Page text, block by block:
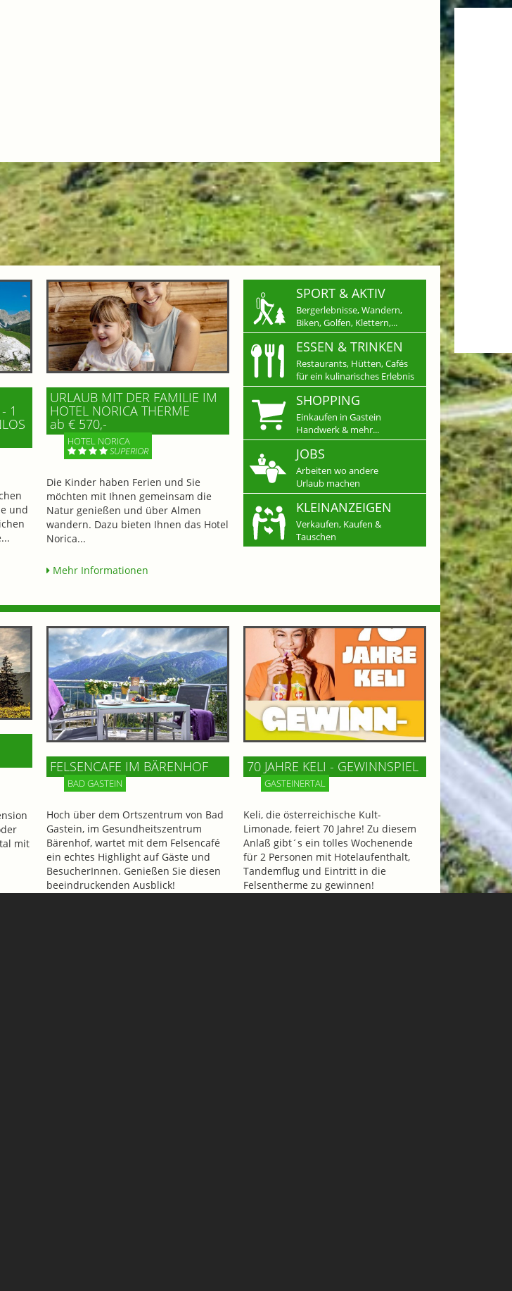
K
und
URLAUB MIT DER FAMILIE IM
HOTEL NORICA THERME
ab € 570,-
HOTEL NORICA
SUPERIOR
Die Kinder haben Ferien und Sie
möchten mit Ihnen gemeinsam die
Natur genießen und über Almen
wandern. Dazu bieten Ihnen das Hotel
Norica...
Mehr Informationen
SPORT & AKTIV
Bergerlebnisse, Wandern,
Biken, Golfen, Klettern,...
ESSEN & TRINKEN
Restaurants, Hütten, Cafés
für ein kulinarisches Erlebnis
SHOPPING
Einkaufen in Gastein
Handwerk & mehr...
JOBS
Arbeiten wo andere
Urlaub machen
KLEINANZEIGEN
Verkaufen, Kaufen &
Tauschen
mit
FELSENCAFE IM BÄRENHOF
BAD GASTEIN
Hoch über dem Ortszentrum von Bad
Gastein, im Gesundheitszentrum
Bärenhof, wartet mit dem Felsencafé
ein echtes Highlight auf Gäste und
BesucherInnen. Genießen Sie diesen
beeindruckenden Ausblick!
70 JAHRE KELI - GEWINNSPIEL
GASTEINERTAL
Keli, die österreichische Kult-
Limonade, feiert 70 Jahre! Zu diesem
Anlaß gibt´s ein tolles Wochenende
für 2 Personen mit Hotelaufenthalt,
Tandemflug und Eintritt in die
Felsentherme zu gewinnen!